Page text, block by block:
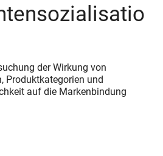
der Wirkung von
Produktkategorien und
auf die Markenbindung